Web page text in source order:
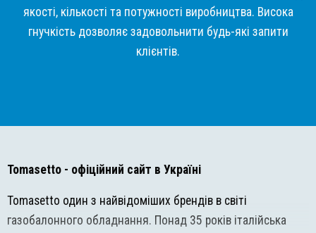
якості, кількості та потужності виробництва. Висока
гнучкість дозволяє задовольнити будь-які запити
клієнтів.
Tomasetto - офіційний сайт в Україні
Tomasetto один з найвідоміших брендів в світі
газобалонного обладнання. Понад 35 років італійська